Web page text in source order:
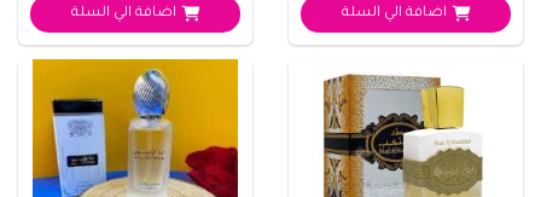
اضافة الي السلة اضافة الي السلة